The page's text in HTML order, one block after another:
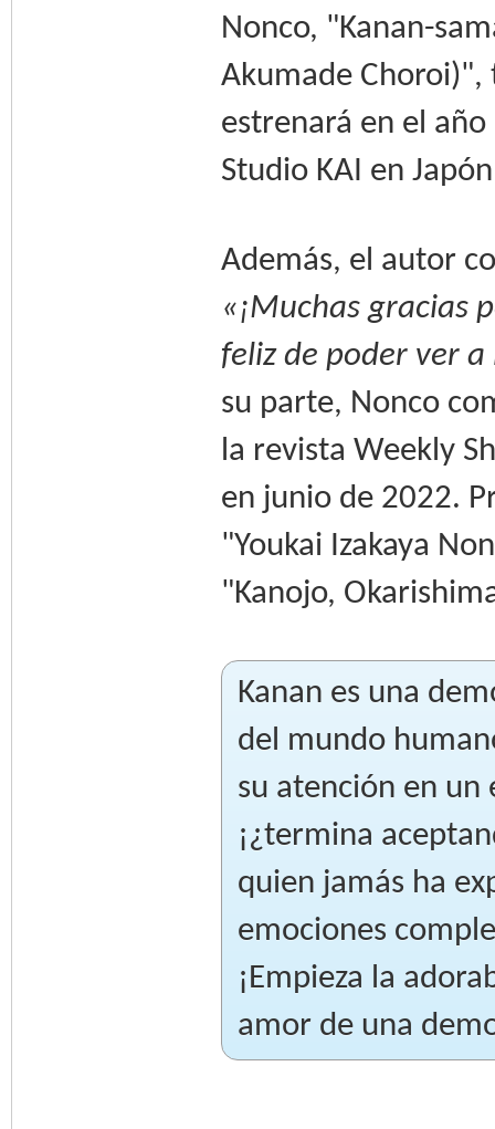
Nonco, "Kanan-
Akumade Choroi)",
estrenará en el
Studio KAI en
Además, el autor
«¡Muchas gracias
feliz de poder ver
su parte, Nonco
la revista Weekly
en junio de 2022.
"Youkai Izakaya
"Kanojo,
Kanan es una
del mundo
su atención en
¡¿termina
quien jamás ha
emociones
¡Empieza la
amor de una